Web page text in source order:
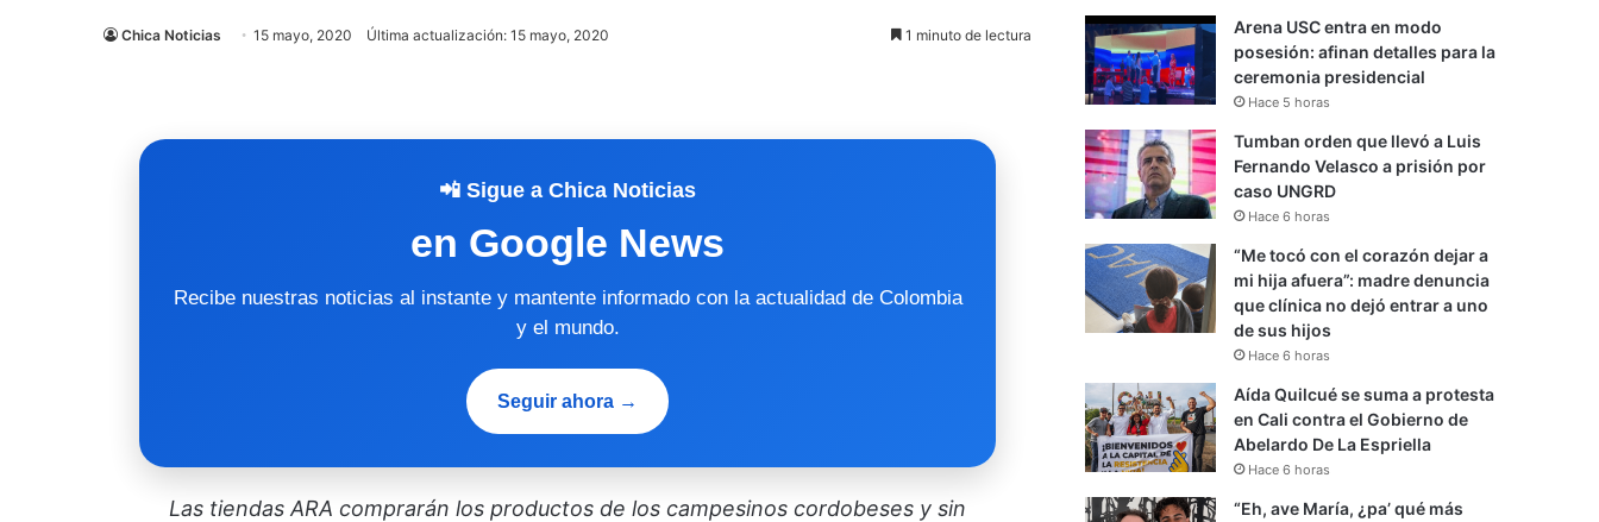
Chica Noticias 15 mayo, 2020 Última actualización: 15 mayo, 2020 1 minuto de lectura
📲 Sigue a Chica Noticias
en Google News
Recibe nuestras noticias al instante y mantente informado con la actualidad de Colombia
y el mundo.
Seguir ahora →
Las tiendas ARA comprarán los productos de los campesinos cordobeses y sin
Arena USC entra en modo
posesión: afinan detalles para la
ceremonia presidencial
Hace 5 horas
Tumban orden que llevó a Luis
Fernando Velasco a prisión por
caso UNGRD
Hace 6 horas
“Me tocó con el corazón dejar a
mi hija afuera”: madre denuncia
que clínica no dejó entrar a uno
de sus hijos
Hace 6 horas
Aída Quilcué se suma a protesta
en Cali contra el Gobierno de
Abelardo De La Espriella
Hace 6 horas
“Eh, ave María, ¿pa’ qué más